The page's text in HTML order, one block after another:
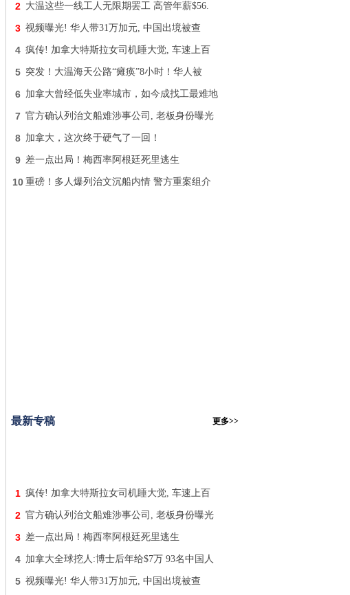
2 大温这些一线工人无限期罢工 高管年薪$56.
3 视频曝光! 华人带31万加元, 中国出境被查
4 疯传! 加拿大特斯拉女司机睡大觉, 车速上百
5 突发！大温海天公路“瘫痪”8小时！华人被
6 加拿大曾经低失业率城市，如今成找工最难地
7 官方确认列治文船难涉事公司, 老板身份曝光
8 加拿大，这次终于硬气了一回！
9 差一点出局！梅西率阿根廷死里逃生
10 重磅！多人爆列治文沉船内情 警方重案组介
最新专稿 更多>>
1 疯传! 加拿大特斯拉女司机睡大觉, 车速上百
2 官方确认列治文船难涉事公司, 老板身份曝光
3 差一点出局！梅西率阿根廷死里逃生
4 加拿大全球挖人:博士后年给$7万 93名中国人
5 视频曝光! 华人带31万加元, 中国出境被查